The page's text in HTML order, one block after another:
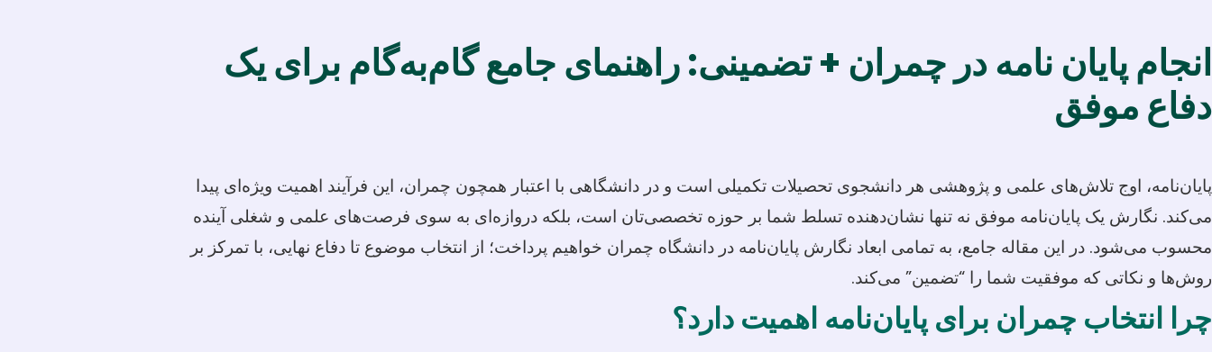
انجام پایان نامه در چمران + تضمینی: راهنمای جامع گام‌به‌گام برای یک
دفاع موفق
پایان‌نامه، اوج تلاش‌های علمی و پژوهشی هر دانشجوی تحصیلات تکمیلی است و در دانشگاهی با اعتبار همچون چمران، این فرآیند اهمیت ویژه‌ای پیدا
می‌کند. نگارش یک پایان‌نامه موفق نه تنها نشان‌دهنده تسلط شما بر حوزه تخصصی‌تان است، بلکه دروازه‌ای به سوی فرصت‌های علمی و شغلی آینده
محسوب می‌شود. در این مقاله جامع، به تمامی ابعاد نگارش پایان‌نامه در دانشگاه چمران خواهیم پرداخت؛ از انتخاب موضوع تا دفاع نهایی، با تمرکز بر
روش‌ها و نکاتی که موفقیت شما را “تضمین” می‌کند.
چرا انتخاب چمران برای پایان‌نامه اهمیت دارد؟